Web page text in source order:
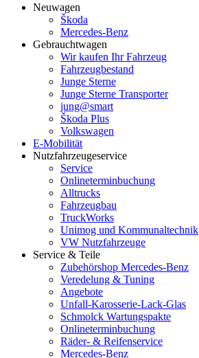
Neuwagen
Škoda
Mercedes-Benz
Gebrauchtwagen
Wir kaufen Ihr Fahrzeug
Fahrzeugbestand
Junge Sterne
Junge Sterne Transporter
jung@smart
Škoda Plus
Volkswagen
E-Mobilität
Nutzfahrzeugeservice
Service
Onlineterminbuchung
Alltrucks
Fahrzeugbau
TruckWorks
Unimog und Kommunaltechnik
VW Nutzfahrzeuge
Service & Teile
Zubehörshop Mercedes-Benz
Veredelung & Tuning
Angebote
Unfall-Karosserie-Lack-Glas
Schmolck Wartungspakte
Onlineterminbuchung
Räder- & Reifenservice
Mercedes-Benz